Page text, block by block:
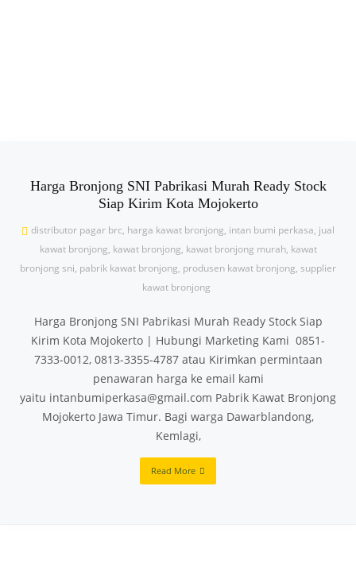
Harga Bronjong SNI Pabrikasi Murah Ready Stock
Siap Kirim Kota Mojokerto
distributor pagar brc, harga kawat bronjong, intan bumi perkasa, jual
kawat bronjong, kawat bronjong, kawat bronjong murah, kawat
bronjong sni, pabrik kawat bronjong, produsen kawat bronjong, supplier
kawat bronjong
Harga Bronjong SNI Pabrikasi Murah Ready Stock Siap
Kirim Kota Mojokerto | Hubungi Marketing Kami 0851-
7333-0012, 0813-3355-4787 atau Kirimkan permintaan
penawaran harga ke email kami
yaitu intanbumiperkasa@gmail.com Pabrik Kawat Bronjong
Mojokerto Jawa Timur. Bagi warga Dawarblandong,
Kemlagi,
Read More